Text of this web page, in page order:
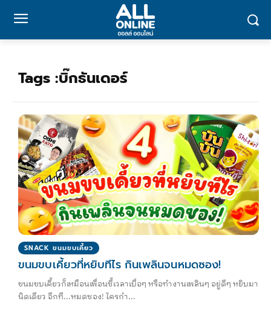
Tags :บิ๊กธันเดอร์
SNACK ขนมขบเคี้ยว
ขนมขบเคี้ยวที่หยิบทีไร กินเพลินจนหมดซอง!
ขนมขบเคี้ยวก็เหมือนเพื่อนซี้เวลาเบื่อๆ หรือทำงานเพลินๆ อยู่ดีๆ หยิบมา
นิดเดียว อีกที...หมดซอง! ใครกำ...